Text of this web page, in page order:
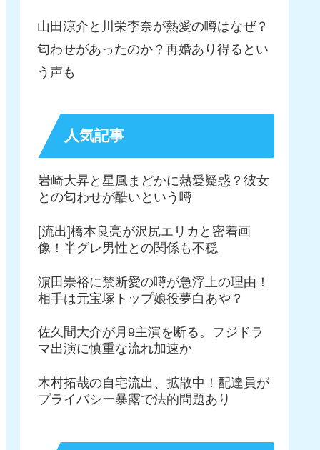
山田涼介と川栄李奈が熱愛の噂はなぜ？
匂わせがあったのか？再婚あり得るとい
う声も
人気記事
岩崎大昇と星風まどかに熱愛疑惑？彼女
との匂わせが酷いという噂
[流出]橋本良亮が沢尻エリカと密着画
像！半グレ男性との関係も不穏
濵田崇裕に禁断愛の噂が急浮上の理由！
相手は元宝塚トップ娘役夢白あや？
佐久間大介が月9主演を断る。フジドラ
マ出演に慎重な流れ加速か
木村拓哉の自宅流出、拡散中！配達員が
プライバシー暴露で法的問題あり